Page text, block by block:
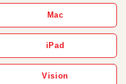
Mac
iPad
Vision